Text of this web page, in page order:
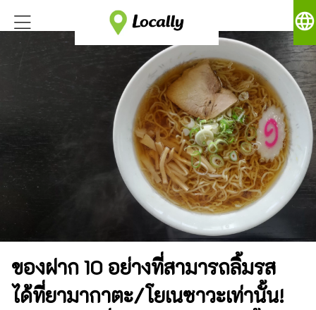
language
ของฝาก 10 อย่างที่สามารถลิ้มรส
ได้ที่ยามากาตะ/โยเนซาวะเท่านั้น!